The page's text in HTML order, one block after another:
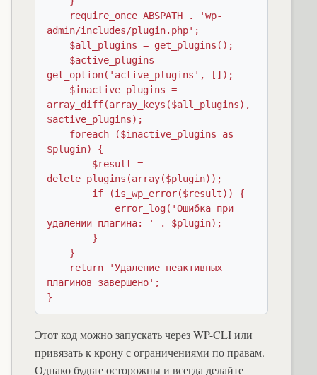
admin/includes/plugin.php';
get_option('active_plugins', []);
array_diff(array_keys($all_plugins),
$active_plugins);
$plugin) {
delete_plugins(array($plugin));
удалении плагина: ' . $plugin);
плагинов завершено';
}
Этот код можно запускать через WP-CLI или
привязать к крону с ограничениями по правам.
Однако будьте осторожны и всегда делайте